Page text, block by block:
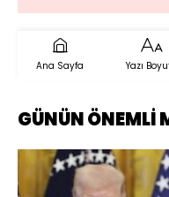
Ana Sayfa Yazı
GÜNÜN ÖNEMLİ